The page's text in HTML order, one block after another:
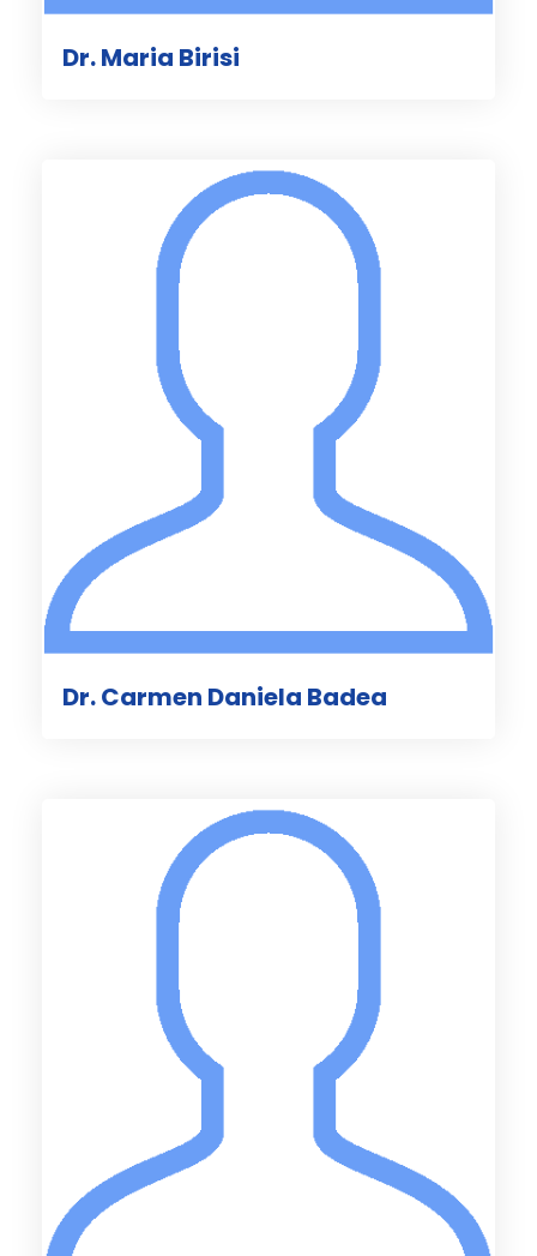
Dr. Maria Birisi
Dr. Carmen Daniela Badea